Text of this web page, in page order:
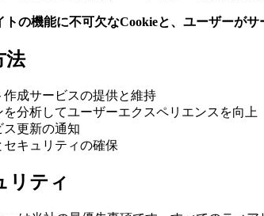
トの機能に不可欠なCookieと、ユーザーが
法
作成サービスの提供と維持
分析してユーザーエクスペリエンスを向上
更新の通知
キュリティの確保
リティ